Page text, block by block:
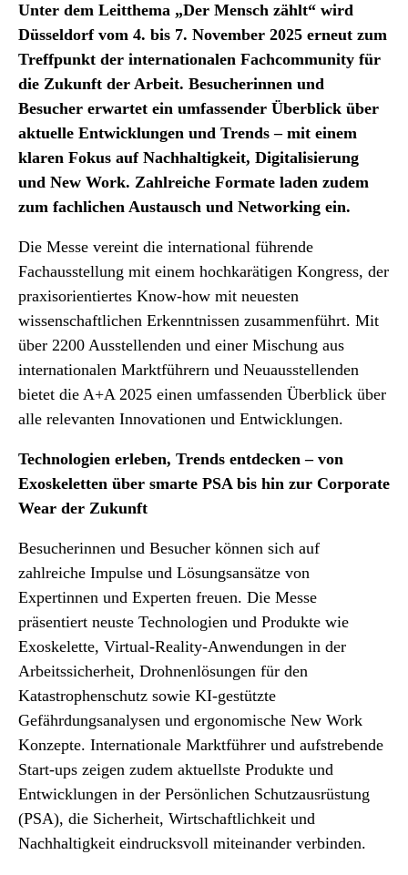
Unter dem Leitthema „Der Mensch zählt“ wird
Düsseldorf vom 4. bis 7. November 2025 erneut zum
Treffpunkt der internationalen Fachcommunity für
die Zukunft der Arbeit. Besucherinnen und
Besucher erwartet ein umfassender Überblick über
aktuelle Entwicklungen und Trends – mit einem
klaren Fokus auf Nachhaltigkeit, Digitalisierung
und New Work. Zahlreiche Formate laden zudem
zum fachlichen Austausch und Networking ein.
Die Messe vereint die international führende
Fachausstellung mit einem hochkarätigen Kongress, der
praxisorientiertes Know-how mit neuesten
wissenschaftlichen Erkenntnissen zusammenführt. Mit
über 2200 Ausstellenden und einer Mischung aus
internationalen Marktführern und Neuausstellenden
bietet die A+A 2025 einen umfassenden Überblick über
alle relevanten Innovationen und Entwicklungen.
Technologien erleben, Trends entdecken – von
Exoskeletten über smarte PSA bis hin zur Corporate
Wear der Zukunft
Besucherinnen und Besucher können sich auf
zahlreiche Impulse und Lösungsansätze von
Expertinnen und Experten freuen. Die Messe
präsentiert neuste Technologien und Produkte wie
Exoskelette, Virtual-Reality-Anwendungen in der
Arbeitssicherheit, Drohnenlösungen für den
Katastrophenschutz sowie KI-gestützte
Gefährdungsanalysen und ergonomische New Work
Konzepte. Internationale Marktführer und aufstrebende
Start-ups zeigen zudem aktuellste Produkte und
Entwicklungen in der Persönlichen Schutzausrüstung
(PSA), die Sicherheit, Wirtschaftlichkeit und
Nachhaltigkeit eindrucksvoll miteinander verbinden.